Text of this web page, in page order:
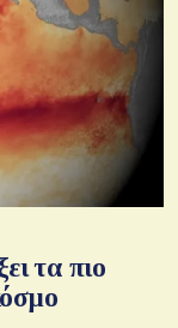
τα πιο